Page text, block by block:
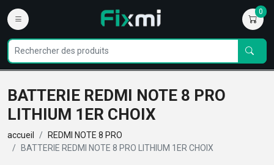
0
BATTERIE REDMI NOTE 8 PRO
LITHIUM 1ER CHOIX
accueil
REDMI NOTE 8 PRO
BATTERIE REDMI NOTE 8 PRO LITHIUM 1ER CHOIX